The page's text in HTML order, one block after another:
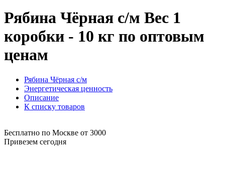
Рябина Чёрная с/м Вес 1
коробки - 10 кг по оптовым
ценам
Рябина Чёрная с/м
Энергетическая ценность
Описание
К списку товаров
Бесплатно по Москве от 3000
Привезем сегодня